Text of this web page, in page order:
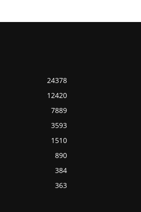
24378
12420
7889
3593
1510
890
384
363